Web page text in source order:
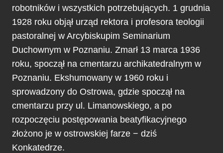
robotników i wszystkich potrzebujących. 1 grudnia
1928 roku objął urząd rektora i profesora teologii
pastoralnej w Arcybiskupim Seminarium
Duchownym w Poznaniu. Zmarł 13 marca 1936
roku, spoczął na cmentarzu archikatedralnym w
Poznaniu. Ekshumowany w 1960 roku i
sprowadzony do Ostrowa, gdzie spoczął na
cmentarzu przy ul. Limanowskiego, a po
rozpoczęciu postępowania beatyfikacyjnego
złożono je w ostrowskiej farze − dziś
Konkatedrze.